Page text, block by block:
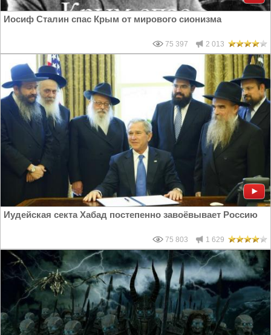
Иосиф Сталин спас Крым от мирового сионизма
75 397 2 013
Иудейская секта Хабад постепенно завоёвывает Россию
75 803 1 629